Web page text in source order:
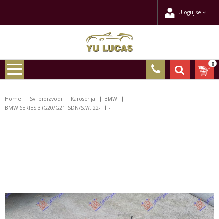
Uloguj se
0
Home Svi proizvodi Karoserija
BMW
BMW SERIES 3 (G20/G21) SDN/S.W. 22-
-